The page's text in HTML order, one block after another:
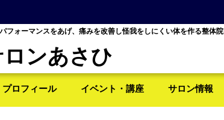
フォーマンスをあげ、痛みを改善し怪我をしにくい体を作る整体院
ンあさひ
プロフィール イベント・講座 サロン情報